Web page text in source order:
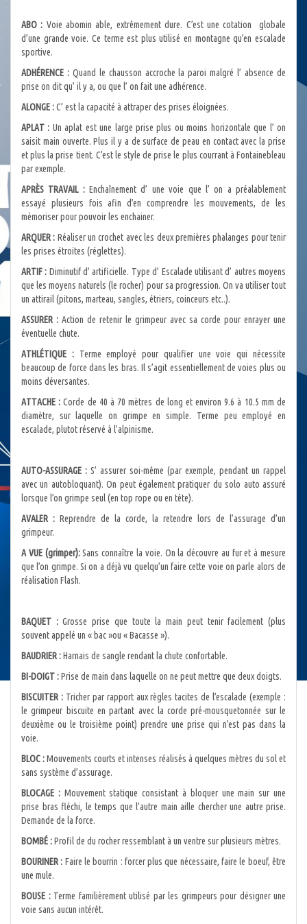
ABO : Voie abomin able, extrêmement dure. C’est une cotation globale
d’une grande voie. Ce terme est plus utilisé en montagne qu’en escalade
sportive.
ADHÉRENCE :Quand le chausson accroche la paroi malgré l’ absence de
prise on dit qu’ il y a, ou que l’ on fait une adhérence.
ALONGE :C’ est la capacité à attraper des prises éloignées.
APLAT : Un aplat est une large prise plus ou moins horizontale que l’ on
saisit main ouverte. Plus il y a de surface de peau en contact avec la prise
et plus la prise tient. C’est le style de prise le plus courrant à Fontainebleau
par exemple.
APRÈS TRAVAIL :Enchaînement d’ une voie que l’ on a préalablement
essayé plusieurs fois afin d’en comprendre les mouvements, de les
mémoriser pour pouvoir les enchainer.
ARQUER : Réaliser un crochet avec les deux premières phalanges pour tenir
les prises étroites (réglettes).
ARTIF : Diminutif d’ artificielle. Type d’ Escalade utilisant d’ autres moyens
que les moyens naturels (le rocher) pour sa progression. On va utiliser tout
un attirail (pitons, marteau, sangles, étriers, coinceurs etc..).
ASSURER : Action de retenir le grimpeur avec sa corde pour enrayer une
éventuelle chute.
ATHLÉTIQUE :Terme employé pour qualifier une voie qui nécessite
beaucoup de force dans les bras. Il s’agit essentiellement de voies plus ou
moins déversantes.
ATTACHE : Corde de 40 à 70 mètres de long et environ 9.6 à 10.5 mm de
diamètre, sur laquelle on grimpe en simple. Terme peu employé en
escalade, plutot réservé à l’alpinisme.
AUTO-ASSURAGE : S’ assurer soi-même (par exemple, pendant un rappel
avec un autobloquant). On peut également pratiquer du solo auto assuré
lorsque l’on grimpe seul (en top rope ou en tête).
AVALER : Reprendre de la corde, la retendre lors de l’assurage d’un
grimpeur.
A VUE (grimper):Sans connaître la voie. On la découvre au fur et à mesure
que l’on grimpe. Si on a déjà vu quelqu’un faire cette voie on parle alors de
réalisation Flash.
BAQUET :Grosse prise que toute la main peut tenir facilement (plus
souvent appelé un « bac »ou « Bacasse »).
BAUDRIER :Harnais de sangle rendant la chute confortable.
BI-DOIGT :Prise de main dans laquelle on ne peut mettre que deux doigts.
BISCUITER :Tricher par rapport aux règles tacites de l’escalade (exemple :
le grimpeur biscuite en partant avec la corde pré-mousquetonnée sur le
deuxième ou le troisième point) prendre une prise qui n’est pas dans la
voie.
BLOC :Mouvements courts et intenses réalisés à quelques mètres du sol et
sans système d’assurage.
BLOCAGE :Mouvement statique consistant à bloquer une main sur une
prise bras fléchi, le temps que l’autre main aille chercher une autre prise.
Demande de la force.
BOMBÉ :Profil de du rocher ressemblant à un ventre sur plusieurs mètres.
BOURINER : Faire le bourrin : forcer plus que nécessaire, faire le boeuf, être
une mule.
BOUSE :Terme familièrement utilisé par les grimpeurs pour désigner une
voie sans aucun intérêt.